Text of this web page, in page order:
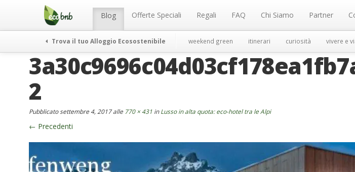
Menu Blog Offerte Speciali Regali FAQ Chi Siamo Partner
Trova il tuo Alloggio Ecosostenibile weekend green itinerari curiosità vivere e
2
Pubblicatosettembre 4, 2017alle 770 × 431 inLusso in alta quota: eco-hotel tra le Alpi
← Precedenti